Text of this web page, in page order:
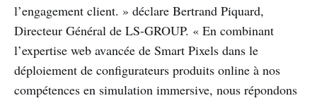
l’engagement client. » déclare Bertrand Piquard,
Directeur Général de LS-GROUP. « En combinant
l’expertise web avancée de Smart Pixels dans le
déploiement de configurateurs produits online à nos
compétences en simulation immersive, nous répondons